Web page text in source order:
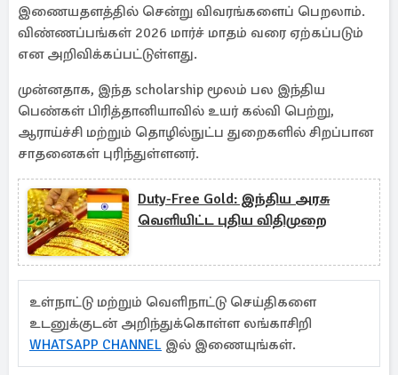
இணையதளத்தில் சென்று விவரங்களைப் பெறலாம்.
விண்ணப்பங்கள் 2026 மார்ச் மாதம் வரை ஏற்கப்படும்
என அறிவிக்கப்பட்டுள்ளது.
முன்னதாக, இந்த scholarship மூலம் பல இந்திய
பெண்கள் பிரித்தானியாவில் உயர் கல்வி பெற்று,
ஆராய்ச்சி மற்றும் தொழில்நுட்ப துறைகளில் சிறப்பான
சாதனைகள் புரிந்துள்ளனர்.
Duty-Free Gold: இந்திய அரசு
வெளியிட்ட புதிய விதிமுறை
உள்நாட்டு மற்றும் வெளிநாட்டு செய்திகளை
உடனுக்குடன் அறிந்துக்கொள்ள லங்காசிறி
WHATSAPP CHANNEL இல் இணையுங்கள்.